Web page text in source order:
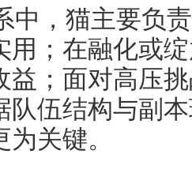
中，猫主要负
用；在融化或
益；面对高压
队伍结构与副
关键。